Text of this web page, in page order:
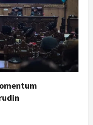
Sepatu Murah
untuk Sekolah